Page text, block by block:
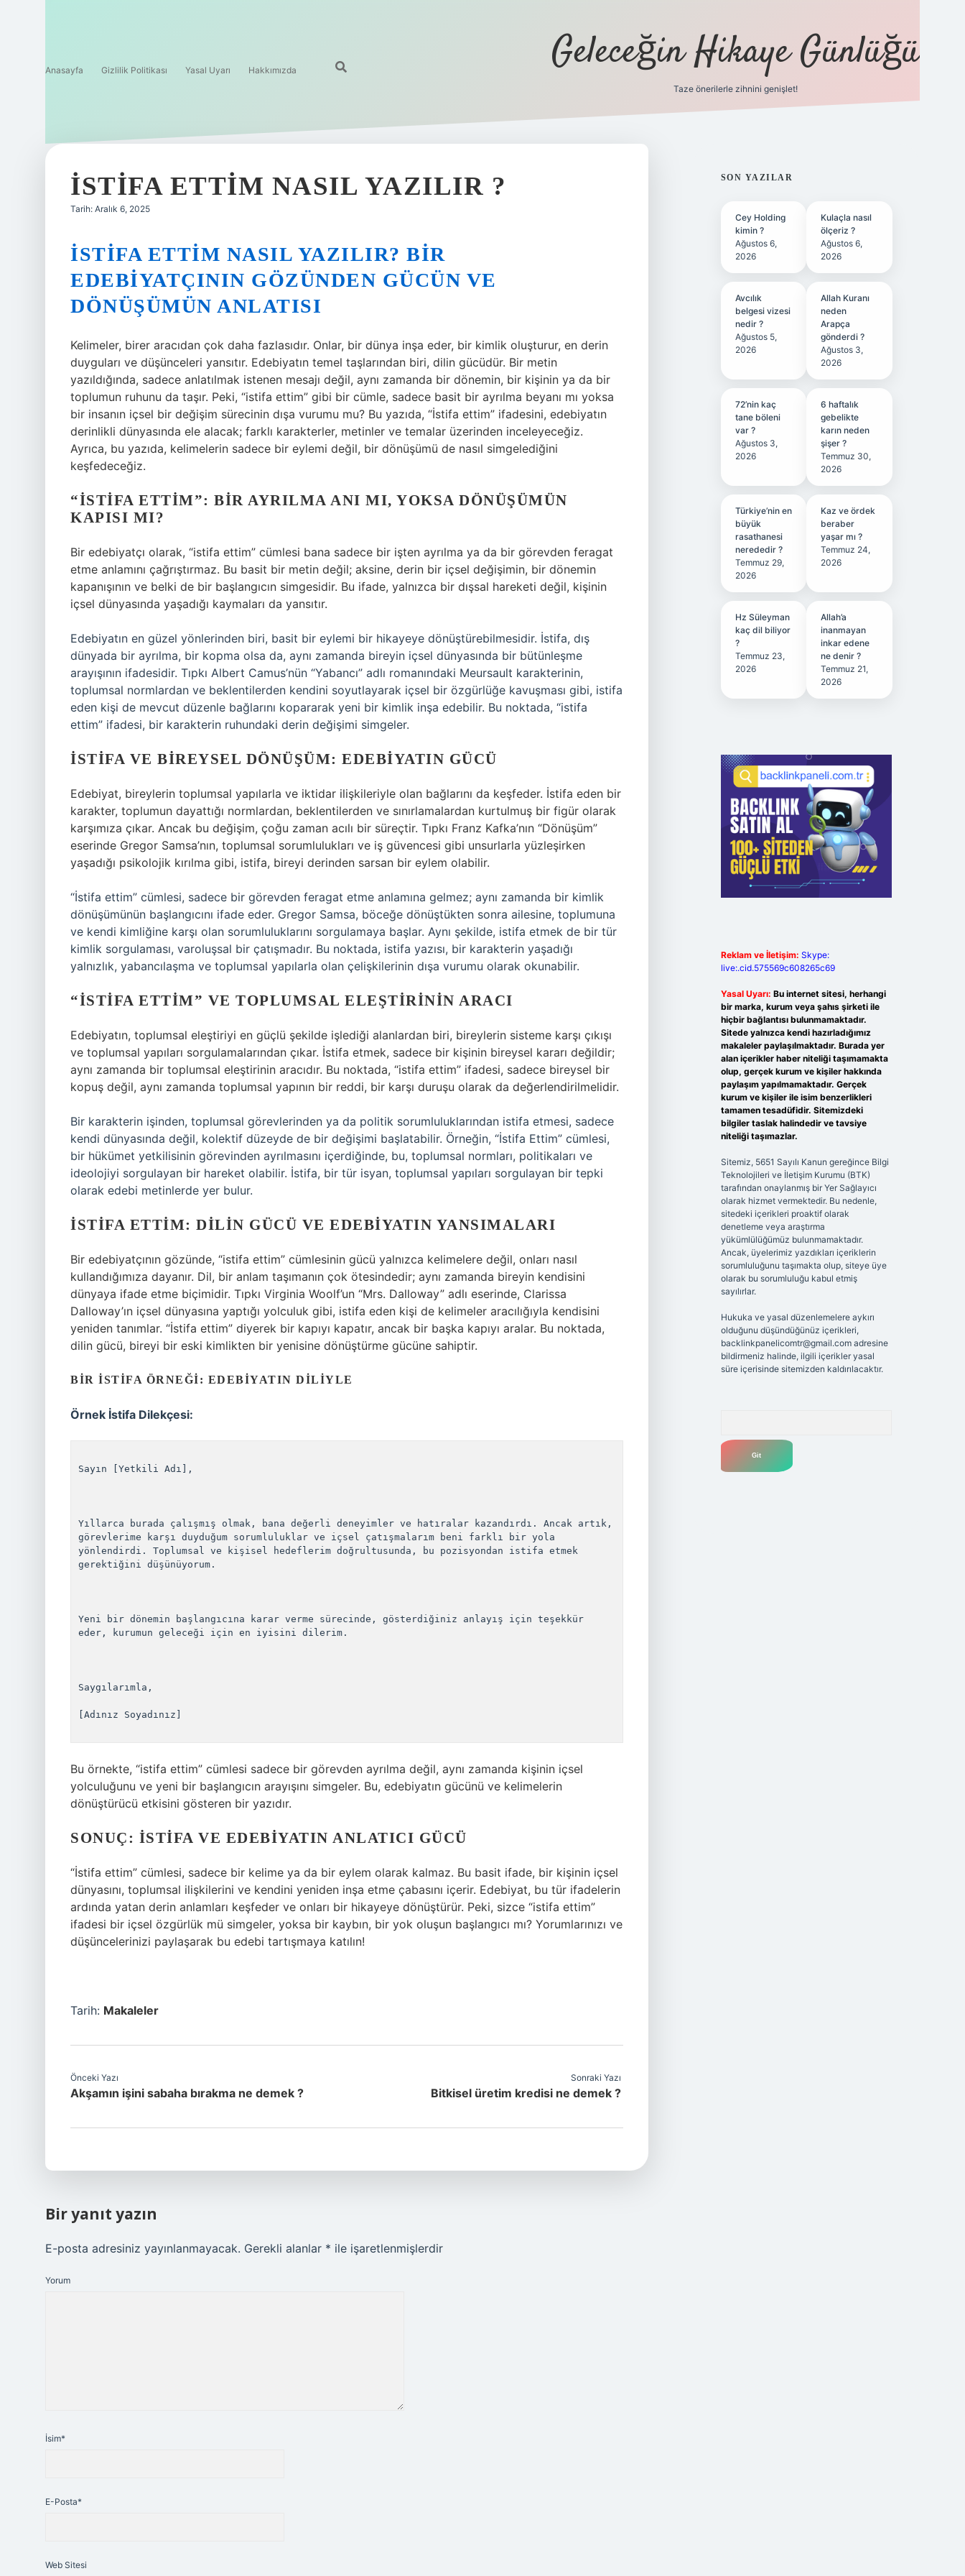
Anasayfa Gizlilik Politikası Yasal Uyarı Hakkımızda Geleceğin Hikaye Günlüğü
Taze önerilerle zihnini genişlet!
İSTIFA ETTIM NASIL YAZILIR ?
Tarih: Aralık 6, 2025
İSTIFA ETTIM NASIL YAZILIR? BIR
EDEBIYATÇININ GÖZÜNDEN GÜCÜN VE
DÖNÜŞÜMÜN ANLATISI
Kelimeler, birer aracıdan çok daha fazlasıdır. Onlar, bir dünya inşa eder, bir kimlik oluşturur, en derin
duyguları ve düşünceleri yansıtır. Edebiyatın temel taşlarından biri, dilin gücüdür. Bir metin
yazıldığında, sadece anlatılmak istenen mesajı değil, aynı zamanda bir dönemin, bir kişinin ya da bir
toplumun ruhunu da taşır. Peki, “istifa ettim” gibi bir cümle, sadece basit bir ayrılma beyanı mı yoksa
bir insanın içsel bir değişim sürecinin dışa vurumu mu? Bu yazıda, “İstifa ettim” ifadesini, edebiyatın
derinlikli dünyasında ele alacak; farklı karakterler, metinler ve temalar üzerinden inceleyeceğiz.
Ayrıca, bu yazıda, kelimelerin sadece bir eylemi değil, bir dönüşümü de nasıl simgelediğini
keşfedeceğiz.
“İSTIFA ETTIM”: BIR AYRILMA ANI MI, YOKSA DÖNÜŞÜMÜN
KAPISI MI?
Bir edebiyatçı olarak, “istifa ettim” cümlesi bana sadece bir işten ayrılma ya da bir görevden feragat
etme anlamını çağrıştırmaz. Bu basit bir metin değil; aksine, derin bir içsel değişimin, bir dönemin
kapanışının ve belki de bir başlangıcın simgesidir. Bu ifade, yalnızca bir dışsal hareketi değil, kişinin
içsel dünyasında yaşadığı kaymaları da yansıtır.
Edebiyatın en güzel yönlerinden biri, basit bir eylemi bir hikayeye dönüştürebilmesidir. İstifa, dış
dünyada bir ayrılma, bir kopma olsa da, aynı zamanda bireyin içsel dünyasında bir bütünleşme
arayışının ifadesidir. Tıpkı Albert Camus’nün “Yabancı” adlı romanındaki Meursault karakterinin,
toplumsal normlardan ve beklentilerden kendini soyutlayarak içsel bir özgürlüğe kavuşması gibi, istifa
eden kişi de mevcut düzenle bağlarını kopararak yeni bir kimlik inşa edebilir. Bu noktada, “istifa
ettim” ifadesi, bir karakterin ruhundaki derin değişimi simgeler.
İSTIFA VE BIREYSEL DÖNÜŞÜM: EDEBIYATIN GÜCÜ
Edebiyat, bireylerin toplumsal yapılarla ve iktidar ilişkileriyle olan bağlarını da keşfeder. İstifa eden bir
karakter, toplumun dayattığı normlardan, beklentilerden ve sınırlamalardan kurtulmuş bir figür olarak
karşımıza çıkar. Ancak bu değişim, çoğu zaman acılı bir süreçtir. Tıpkı Franz Kafka’nın “Dönüşüm”
eserinde Gregor Samsa’nın, toplumsal sorumlulukları ve iş güvencesi gibi unsurlarla yüzleşirken
yaşadığı psikolojik kırılma gibi, istifa, bireyi derinden sarsan bir eylem olabilir.
“İstifa ettim” cümlesi, sadece bir görevden feragat etme anlamına gelmez; aynı zamanda bir kimlik
dönüşümünün başlangıcını ifade eder. Gregor Samsa, böceğe dönüştükten sonra ailesine, toplumuna
ve kendi kimliğine karşı olan sorumluluklarını sorgulamaya başlar. Aynı şekilde, istifa etmek de bir tür
kimlik sorgulaması, varoluşsal bir çatışmadır. Bu noktada, istifa yazısı, bir karakterin yaşadığı
yalnızlık, yabancılaşma ve toplumsal yapılarla olan çelişkilerinin dışa vurumu olarak okunabilir.
“İSTIFA ETTIM” VE TOPLUMSAL ELEŞTIRININ ARACI
Edebiyatın, toplumsal eleştiriyi en güçlü şekilde işlediği alanlardan biri, bireylerin sisteme karşı çıkışı
ve toplumsal yapıları sorgulamalarından çıkar. İstifa etmek, sadece bir kişinin bireysel kararı değildir;
aynı zamanda bir toplumsal eleştirinin aracıdır. Bu noktada, “istifa ettim” ifadesi, sadece bireysel bir
kopuş değil, aynı zamanda toplumsal yapının bir reddi, bir karşı duruşu olarak da değerlendirilmelidir.
Bir karakterin işinden, toplumsal görevlerinden ya da politik sorumluluklarından istifa etmesi, sadece
kendi dünyasında değil, kolektif düzeyde de bir değişimi başlatabilir. Örneğin, “İstifa Ettim” cümlesi,
bir hükümet yetkilisinin görevinden ayrılmasını içerdiğinde, bu, toplumsal normları, politikaları ve
ideolojiyi sorgulayan bir hareket olabilir. İstifa, bir tür isyan, toplumsal yapıları sorgulayan bir tepki
olarak edebi metinlerde yer bulur.
İSTIFA ETTIM: DILIN GÜCÜ VE EDEBIYATIN YANSIMALARI
Bir edebiyatçının gözünde, “istifa ettim” cümlesinin gücü yalnızca kelimelere değil, onları nasıl
kullandığımıza dayanır. Dil, bir anlam taşımanın çok ötesindedir; aynı zamanda bireyin kendisini
dünyaya ifade etme biçimidir. Tıpkı Virginia Woolf’un “Mrs. Dalloway” adlı eserinde, Clarissa
Dalloway’ın içsel dünyasına yaptığı yolculuk gibi, istifa eden kişi de kelimeler aracılığıyla kendisini
yeniden tanımlar. “İstifa ettim” diyerek bir kapıyı kapatır, ancak bir başka kapıyı aralar. Bu noktada,
dilin gücü, bireyi bir eski kimlikten bir yenisine dönüştürme gücüne sahiptir.
BIR İSTIFA ÖRNEĞI: EDEBIYATIN DILIYLE
Örnek İstifa Dilekçesi:
Sayın [Yetkili Adı],
Yıllarca burada çalışmış olmak, bana değerli deneyimler ve hatıralar kazandırdı. Ancak artık,
görevlerime karşı duyduğum sorumluluklar ve içsel çatışmalarım beni farklı bir yola
yönlendirdi. Toplumsal ve kişisel hedeflerim doğrultusunda, bu pozisyondan istifa etmek
gerektiğini düşünüyorum.
Yeni bir dönemin başlangıcına karar verme sürecinde, gösterdiğiniz anlayış için teşekkür
eder, kurumun geleceği için en iyisini dilerim.
Saygılarımla,
[Adınız Soyadınız]
Bu örnekte, “istifa ettim” cümlesi sadece bir görevden ayrılma değil, aynı zamanda kişinin içsel
yolculuğunu ve yeni bir başlangıcın arayışını simgeler. Bu, edebiyatın gücünü ve kelimelerin
dönüştürücü etkisini gösteren bir yazıdır.
SONUÇ: İSTIFA VE EDEBIYATIN ANLATICI GÜCÜ
“İstifa ettim” cümlesi, sadece bir kelime ya da bir eylem olarak kalmaz. Bu basit ifade, bir kişinin içsel
dünyasını, toplumsal ilişkilerini ve kendini yeniden inşa etme çabasını içerir. Edebiyat, bu tür ifadelerin
ardında yatan derin anlamları keşfeder ve onları bir hikayeye dönüştürür. Peki, sizce “istifa ettim”
ifadesi bir içsel özgürlük mü simgeler, yoksa bir kaybın, bir yok oluşun başlangıcı mı? Yorumlarınızı ve
düşüncelerinizi paylaşarak bu edebi tartışmaya katılın!
Tarih: Makaleler
Önceki Yazı
Akşamın işini sabaha bırakma ne demek ?
Sonraki Yazı
Bitkisel üretim kredisi ne demek ?
Bir yanıt yazın
E-posta adresiniz yayınlanmayacak. Gerekli alanlar * ile işaretlenmişlerdir
Yorum
İsim*
E-Posta*
Web Sitesi
SIDEBAR
SON YAZILAR
Cey Holding
kimin ?
Ağustos 6,
2026
Kulaçla nasıl
ölçeriz ?
Ağustos 6,
2026
Avcılık
belgesi vizesi
nedir ?
Ağustos 5,
2026
Allah Kuranı
neden
Arapça
gönderdi ?
Ağustos 3,
2026
72’nin kaç
tane böleni
var ?
Ağustos 3,
2026
6 haftalık
gebelikte
karın neden
şişer ?
Temmuz 30,
2026
Türkiye’nin en
büyük
rasathanesi
nerededir ?
Temmuz 29,
2026
Kaz ve ördek
beraber
yaşar mı ?
Temmuz 24,
2026
Hz Süleyman
kaç dil biliyor
?
Temmuz 23,
2026
Allah’a
inanmayan
inkar edene
ne denir ?
Temmuz 21,
2026
Reklam ve İletişim: Skype:
live:.cid.575569c608265c69
Yasal Uyarı: Bu internet sitesi, herhangi
bir marka, kurum veya şahıs şirketi ile
hiçbir bağlantısı bulunmamaktadır.
Sitede yalnızca kendi hazırladığımız
makaleler paylaşılmaktadır. Burada yer
alan içerikler haber niteliği taşımamakta
olup, gerçek kurum ve kişiler hakkında
paylaşım yapılmamaktadır. Gerçek
kurum ve kişiler ile isim benzerlikleri
tamamen tesadüfidir. Sitemizdeki
bilgiler taslak halindedir ve tavsiye
niteliği taşımazlar.
Sitemiz, 5651 Sayılı Kanun gereğince Bilgi
Teknolojileri ve İletişim Kurumu (BTK)
tarafından onaylanmış bir Yer Sağlayıcı
olarak hizmet vermektedir. Bu nedenle,
sitedeki içerikleri proaktif olarak
denetleme veya araştırma
yükümlülüğümüz bulunmamaktadır.
Ancak, üyelerimiz yazdıkları içeriklerin
sorumluluğunu taşımakta olup, siteye üye
olarak bu sorumluluğu kabul etmiş
sayılırlar.
Hukuka ve yasal düzenlemelere aykırı
olduğunu düşündüğünüz içerikleri,
backlinkpanelicomtr@gmail.comadresine
bildirmeniz halinde, ilgili içerikler yasal
süre içerisinde sitemizden kaldırılacaktır.